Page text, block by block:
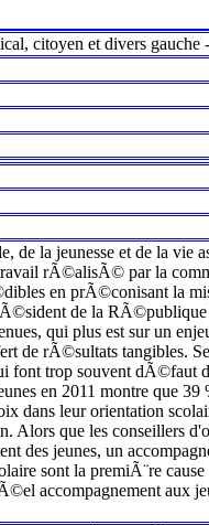
citoyen et divers gauche -
la jeunesse et de la vie
rÃ©alisÃ© par la
en prÃ©conisant la
de la RÃ©publique
qui plus est sur un
de rÃ©sultats tangibles.
trop souvent dÃ©faut
en 2011 montre que 39
leur orientation
Alors que les conseillers
des jeunes, un
sont la premiÃ¨re
accompagnement aux